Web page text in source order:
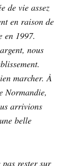
de vie assez
en raison de
en 1997.
nous
marcher. À
Normandie,
arrivions
belle
pas rester sur